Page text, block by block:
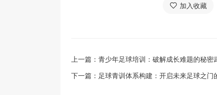
加入收藏
上一篇： 青少年足球培训：破解成长难题的秘密
下一篇： 足球青训体系构建：开启未来足球之门